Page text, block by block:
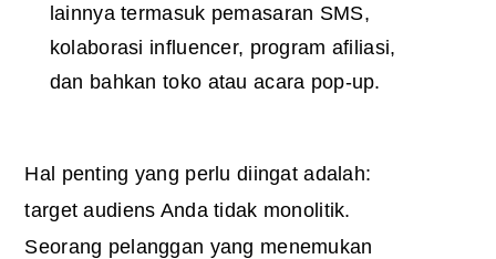
lainnya termasuk pemasaran SMS,
kolaborasi influencer, program afiliasi,
dan bahkan toko atau acara pop-up.
Hal penting yang perlu diingat adalah:
target audiens Anda tidak monolitik.
Seorang pelanggan yang menemukan